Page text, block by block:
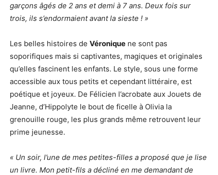
garçons âgés de 2 ans et demi à 7 ans. Deux fois sur
trois, ils s’endormaient avant la sieste ! »
Les belles histoires de Véronique ne sont pas
soporifiques mais si captivantes, magiques et originales
qu’elles fascinent les enfants. Le style, sous une forme
accessible aux tous petits et cependant littéraire, est
poétique et joyeux. De Félicien l’acrobate aux Jouets de
Jeanne, d’Hippolyte le bout de ficelle à Olivia la
grenouille rouge, les plus grands même retrouvent leur
prime jeunesse.
« Un soir, l’une de mes petites-filles a proposé que je lise
un livre. Mon petit-fils a décliné en me demandant de